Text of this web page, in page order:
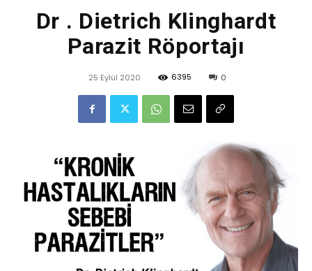
Dr . Dietrich Klinghardt
Parazit Röportajı
25 Eylül 2020 6395 0